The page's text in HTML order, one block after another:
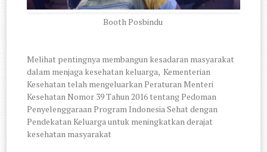
Booth Posbindu
Melihat pentingnya membangun kesadaran masyarakat
dalam menjaga kesehatan keluarga, Kementerian
Kesehatan telah mengeluarkan Peraturan Menteri
Kesehatan Nomor 39 Tahun 2016 tentang Pedoman
Penyelenggaraan Program Indonesia Sehat dengan
Pendekatan Keluarga untuk meningkatkan derajat
kesehatan masyarakat